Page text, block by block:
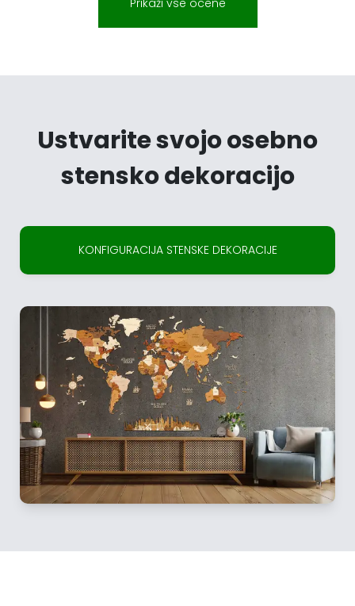
Ustvarite svojo osebno
stensko dekoracijo